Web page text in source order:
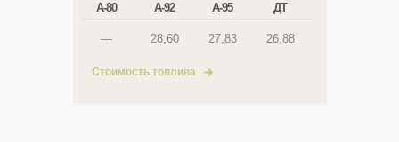
А-80 А-92 А-95 ДТ
— 28,60 27,83 26,88
Стоимость топлива